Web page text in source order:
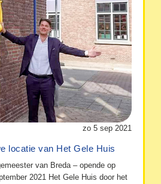
zo 5 sep 2021
locatie van Het Gele Huis
van Breda – opende op
2021 Het Gele Huis door het